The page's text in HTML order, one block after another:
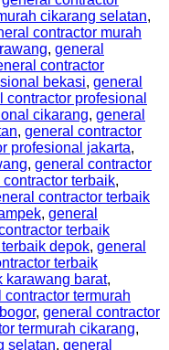
cikarang selatan,
contractor murah
, general
contractor
bekasi, general
contractor profesional
cikarang, general
, general contractor
profesional jakarta,
, general contractor
terbaik,
contractor terbaik
, general
terbaik
depok, general
terbaik
karawang barat,
contractor termurah
, general contractor
termurah cikarang,
selatan, general